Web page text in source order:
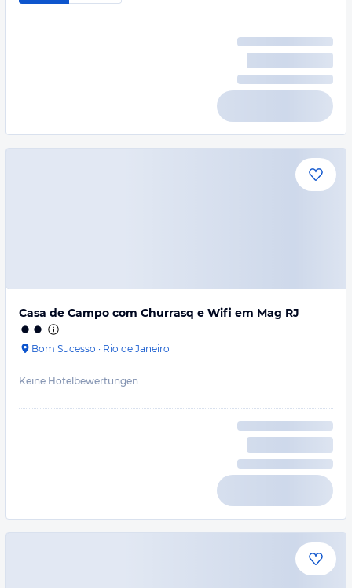
Casa de Campo com Churrasq e Wifi em Mag RJ
Bom Sucesso · Rio de Janeiro
Keine Hotelbewertungen